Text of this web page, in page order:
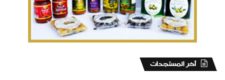
‏آخر المستجدات